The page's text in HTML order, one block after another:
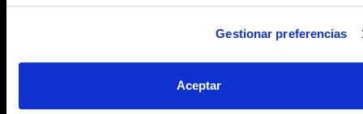
Gestionar preferencias
Aceptar
hasta el siguiente uso para asegurar que el